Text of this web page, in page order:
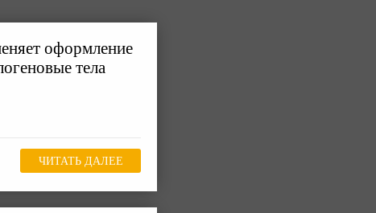
оформление
тела
ЧИТАТЬ ДАЛЕЕ